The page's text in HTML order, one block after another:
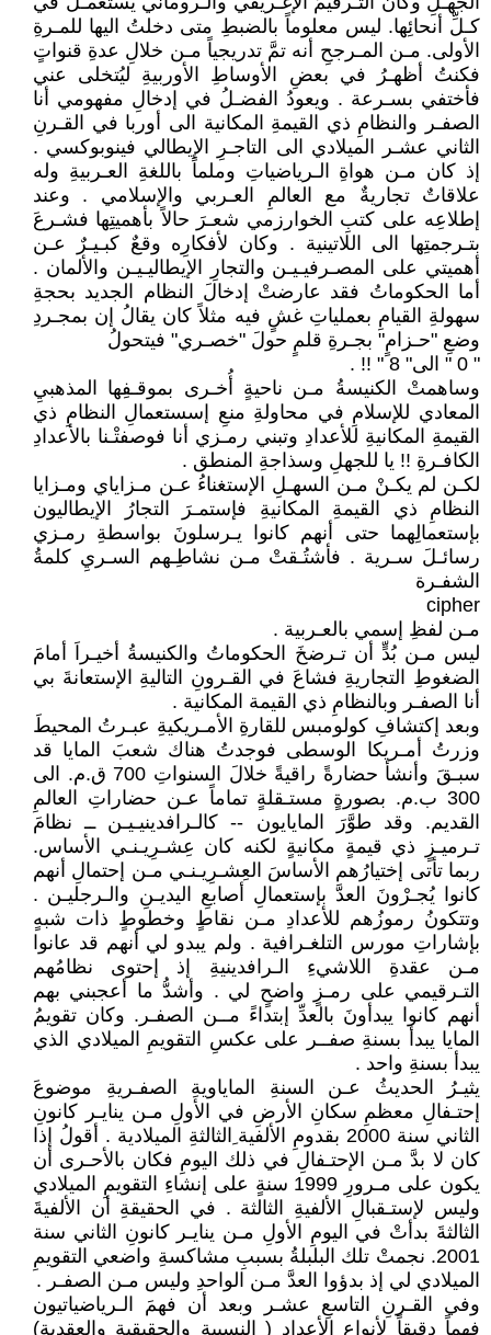
كـلِّ أنحائِها. ليس معلوماً بالضبطِ متى دخلتُ اليها للمـرةِ
الأولى. مـن المـرجحِ أنه تمَّ تدريجياً مـن خلالِ عدةِ قنواتٍ
فكنتُ أظهـرُ في بعضِ الأوساطِ الأوربيةِ ليُتخلى عني
فأختفي بسـرعة . ويعودُ الفضـلُ في إدخالِ مفهومي أنا
الصفـر والنظامِ ذي القيمةِ المكانية الى أوربا في القـرنِ
الثاني عشـر الميلادي الى التاجـرِ الإيطالي فينوبوكسي .
إذ كان مـن هواةِ الـرياضياتِ وملماً باللغةِ العـربيةِ وله
علاقاتٌ تجاريةٌ مع العالمِ العـربي والإسلامي . وعند
إطلاعِه على كتبِ الخوارزمي شعـرَ حالاً بأهميتِها فشـرعَ
بتـرجمتِها الى اللاتينية . وكان لأفكارِه وقعٌ كبـيـرٌ عـن
أهميتي على المصـرفيـيـن والتجارِ الإيطاليـيـن والألمان .
أما الحكوماتُ فقد عارضتْ إدخالَ النظام الجديد بحجةِ
سهولةِ القيامِ بعملياتِ غشٍ فيه مثلاً كان يقالُ إن بمجـردِ
وضعِ "حـزامٍ" بجـرةِ قلمٍ حولَ "خصـري" فيتحولُ
" 0 " الى" 8 " !! .
وساهمتْ الكنيسةُ مـن ناحيةٍ أُخـرى بموقـفِها المذهبيِ
المعادي للإسلامِ في محاولةِ منعِ إسستعمالِ النظامِ ذي
القيمةِ المكانيةِ للأعدادِ وتبني رمـزي أنا فوصفتْـنا بالأعدادِ
الكافـرةِ !! يا للجهلِ وسذاجةِ المنطق .
لكـن لم يكـنْ مـن السهـلِ الإستغناءُ عـن مـزاياي ومـزايا
النظامِ ذي القيمةِ المكانيةِ فإستمـرَ التجارُ الإيطاليون
بإستعمالِهما حتى أنهم كانوا يـرسلونَ بواسطةِ رمـزي
رسائـلَ سـرية . فأشتُـقتْ مـن نشاطِـهم السـريِ كلمةُ
الشفـرة
cipher
مـن لفظِ إسمي بالعـربية .
ليس مـن بُدٍّ أن تـرضخَ الحكوماتُ والكنيسةُ أخيـراَ أمامَ
الضغوطِ التجاريةِ فشاعَ في القـرونِ التاليةِ الإستعانةَ بي
أنا الصفـر وبالنظامِ ذي القيمة المكانية .
وبعد إكتشافِ كولومبس للقارةِ الأمـريكيةِ عبـرتُ المحيطَ
وزرتُ أمـريكا الوسطى فوجدتُ هناك شعبَ المايا قد
سبـقَ وأنشأ حضارةً راقيةً خلالَ السنواتِ 700 ق.م. الى
300 ب.م. بصورةٍ مستـقلةٍ تماماً عـن حضاراتِ العالمِ
القديم. وقد طوَّرَ المايايون -- كالـرافدينيـيـن ــ نظامَ
تـرميـزٍ ذي قيمةٍ مكانيةٍ لكنه كان عِشـرِيـنـي الأساس.
ربما تأتى إختيارُهم الأساسَ العِشـرِيـنـي مـن إحتمالِ أنهم
كانوا يُجـرْونَ العدَّ بإستعمالِ أصابعِ اليديـنِ والـرجليـن .
وتتكونُ رموزُهم للأعدادِ مـن نقاطٍ وخطوطٍ ذات شبهٍ
بإشاراتِ مورس التلغـرافية . ولم يبدو لي أنهم قد عانوا
مـن عقدةِ اللاشيءِ الـرافدينيةِ إذ إحتوى نظامُهم
التـرقيمي على رمـزٍ واضحٍ لي . وأشدُّ ما أعجبني بهم
أنهم كانوا يبدأونَ بالعدِّ إبتداءً مــن الصفـر. وكان تقويمُ
المايا يبدأ بسنةِ صفــر على عكسِ التقويمِ الميلادي الذي
يبدأ بسنةِ واحد .
يثيـرُ الحديثُ عـن السنةِ الماياويةِ الصفـريةِ موضوعَ
إحتـفالِ معظمِ سكانِ الأرضِ في الأولِ مـن ينايـر كانونِ
الثاني سنة 2000 بقدومِ الألفية ِالثالثةِ الميلادية . أقولُ إذا
كان لا بدَّ مـن الإحتـفالِ في ذلك اليومِ فكان بالأحـرى أن
يكون على مـرورِ 1999 سنةٍ على إنشاءِ التقويمِ الميلادي
وليس لإستـقبالِ الألفيةِ الثالثة . في الحقيقةِ أن الألفيةَ
الثالثةَ بدأتْ في اليومِ الأولِ مـن ينايـر كانونِ الثاني سنة
2001. نجمتْ تلك البلبلةُ بسببِ مشاكسةِ واضعي التقويمِ
الميلادي لي إذ بدؤوا العدَّ مـن الواحدِ وليس مـن الصفـر .
وفي القـرنِ التاسعِ عشـر وبعد أن فهمَ الـرياضياتيون
فهماً دقيقاً لأنواعِ إلأعدادِ ( النسبيةِ والحقيقيةِ والعقديةِ)